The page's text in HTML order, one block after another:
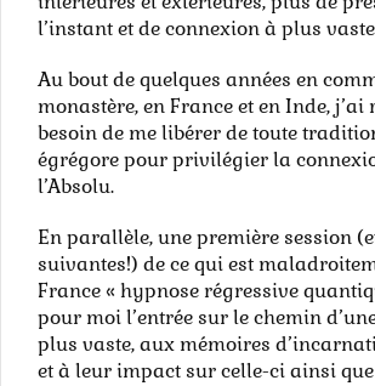
l’instant et de connexion à plus
Au bout de quelques années en
monastère, en France et en Inde, j’ai
besoin de me libérer de toute
égrégore pour privilégier la
l’Absolu.
En parallèle, une première session
suivantes!) de ce qui est
France « hypnose régressive
pour moi l’entrée sur le chemin
plus vaste, aux mémoires
et à leur impact sur celle-ci ainsi que